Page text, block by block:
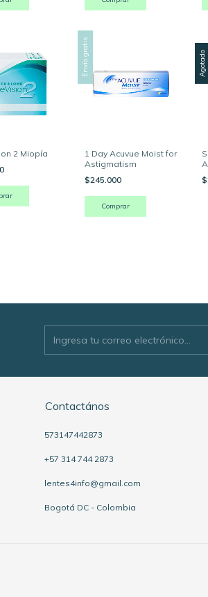
2 Miopía
Envío gratis
1 Day Acuvue Moist for
Astigmatism
$245.000
Agotado
Contactános
573147442873
+57 314 744 2873
lentes4info@gmail.com
Bogotá DC - Colombia